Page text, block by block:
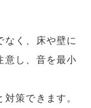
なく、床や壁に
意し、音を最小
策できます。